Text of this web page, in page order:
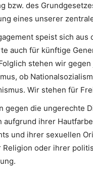
bzw. des
eines unserer
speist sich aus
auch für künftige
stehen wir gegen
ob
Wir stehen für
gegen die ungerechte
aufgrund ihrer
und ihrer sexuellen
Religion oder ihrer